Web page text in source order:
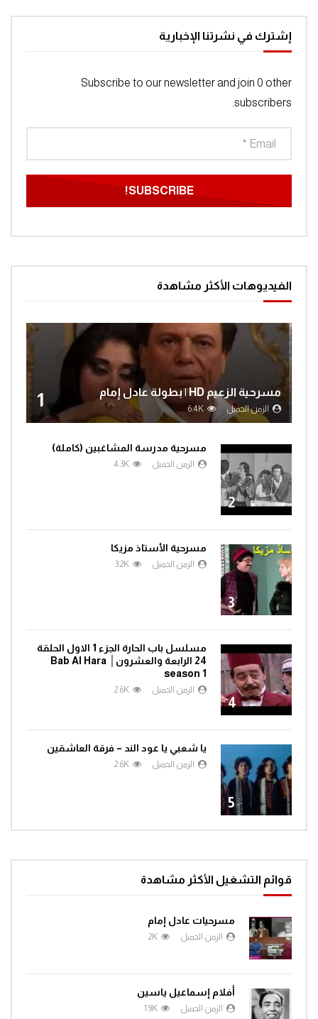
إشترك في نشرتنا الإخبارية
Subscribe to our newsletter and join 0 other
subscribers.
الفيديوهات الأكثر مشاهدة
1 مسرحية الزعيم HD | بطولة عادل إمام
الزمن الجميل 6.4K
2
مسرحية مدرسة المشاغبين (كاملة)
الزمن الجميل 4.3K
3
مسرحية الأستاذ مزيكا
الزمن الجميل 3.2K
4
مسلسل باب الحارة الجزء 1 الاول الحلقة
24 الرابعة والعشرون│ Bab Al Hara
season 1
الزمن الجميل 2.6K
5
يا شعبي يا عود الند – فرقة العاشقين
الزمن الجميل 2.6K
قوائم التشغيل الأكثر مشاهدة
مسرحيات عادل إمام
الزمن الجميل 2K
أفلام إسماعيل ياسين
الزمن الجميل 1.9K